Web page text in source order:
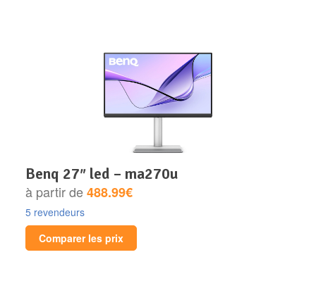
benq 27″ led – ma270u
à partir de488.99€
5 revendeurs
Comparer les prix